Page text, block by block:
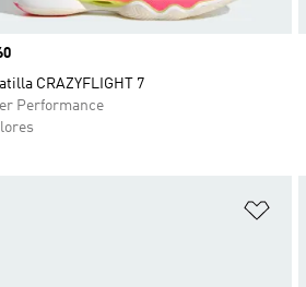
CRAZYFLIGHT 7
Performance